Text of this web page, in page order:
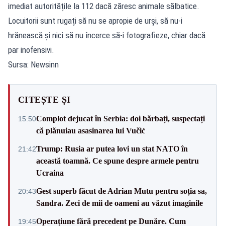
imediat autoritățile la 112 dacă zăresc animale sălbatice.
Locuitorii sunt rugați să nu se apropie de urși, să nu-i
hrănească și nici să nu încerce să-i fotografieze, chiar dacă
par inofensivi.
Sursa: Newsinn
CITEȘTE ȘI
15:50Complot dejucat în Serbia: doi bărbați, suspectați
că plănuiau asasinarea lui Vučić
21:42Trump: Rusia ar putea lovi un stat NATO în
această toamnă. Ce spune despre armele pentru
Ucraina
20:43Gest superb făcut de Adrian Mutu pentru soția sa,
Sandra. Zeci de mii de oameni au văzut imaginile
19:45Operațiune fără precedent pe Dunăre. Cum